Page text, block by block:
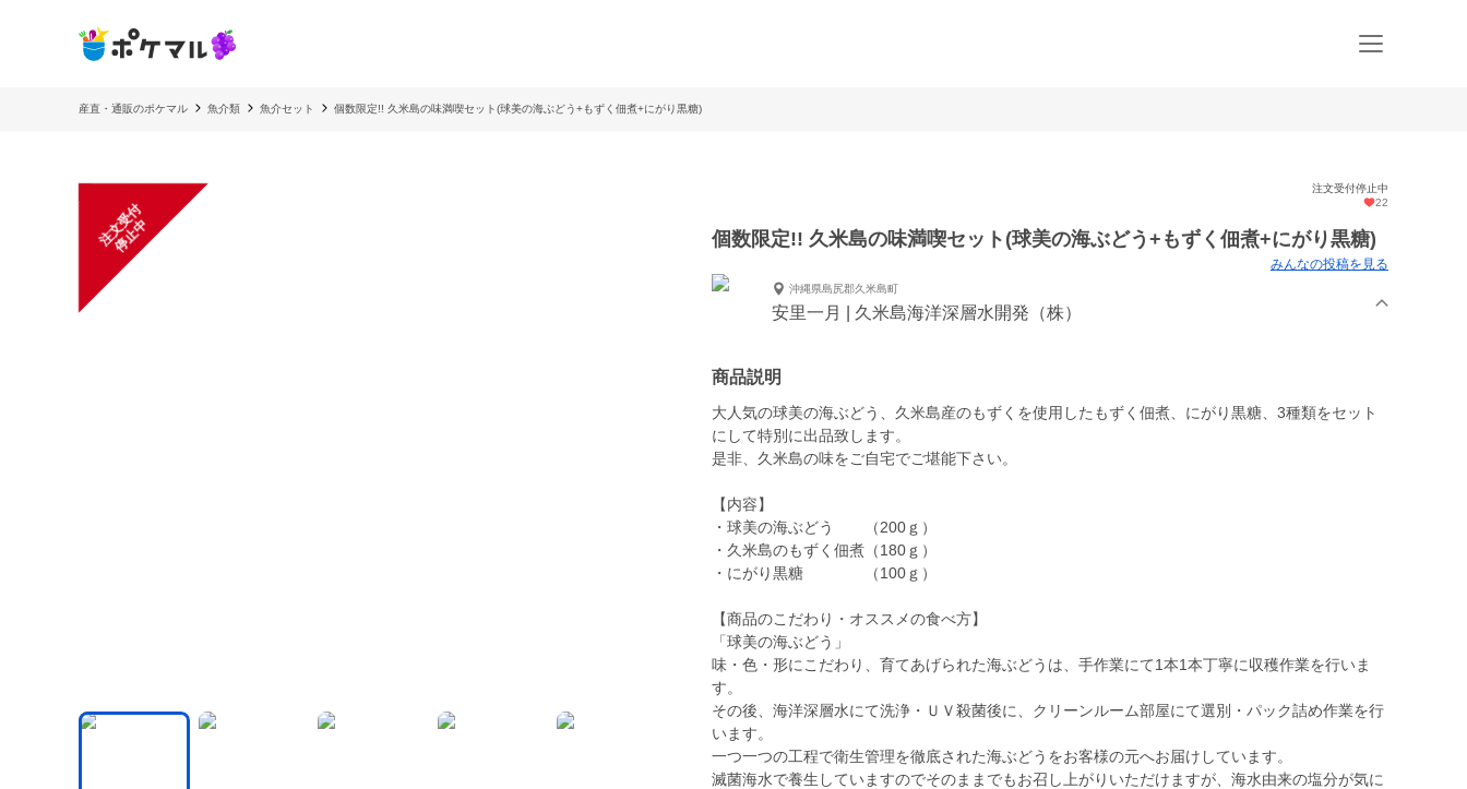
産直・通販のポケマル 魚介類 魚介セット 個数限定!! 久米島の味満喫セット(球美の海ぶどう+もずく佃煮+にがり黒糖)
注
文
受
付
停
止
中
注文受付停止中
22
個数限定!! 久米島の味満喫セット(球美の海ぶどう+もずく佃煮+にがり黒糖)
みんなの投稿を見る
沖縄県島尻郡久米島町
安里一月 | 久米島海洋深層水開発（株）
商品説明
大人気の球美の海ぶどう、久米島産のもずくを使用したもずく佃煮、にがり黒糖、3種類をセット
にして特別に出品致します。
是非、久米島の味をご自宅でご堪能下さい。
【内容】
・球美の海ぶどう （200ｇ）
・久米島のもずく佃煮（180ｇ）
・にがり黒糖 （100ｇ）
【商品のこだわり・オススメの食べ方】
「球美の海ぶどう」
味・色・形にこだわり、育てあげられた海ぶどうは、手作業にて1本1本丁寧に収穫作業を行いま
す。
その後、海洋深層水にて洗浄・ＵＶ殺菌後に、クリーンルーム部屋にて選別・パック詰め作業を行
います。
一つ一つの工程で衛生管理を徹底された海ぶどうをお客様の元へお届けしています。
滅菌海水で養生していますのでそのままでもお召し上がりいただけますが、海水由来の塩分が気に